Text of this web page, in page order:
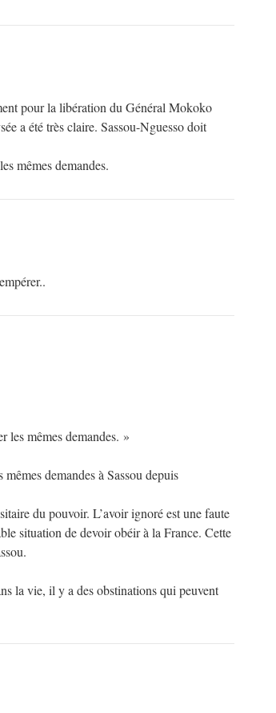
pour la libération du Général Mokoko
a été très claire. Sassou-Nguesso doit
mêmes demandes.
les mêmes demandes. »
demandes à Sassou depuis
du pouvoir. L’avoir ignoré est une faute
situation de devoir obéir à la France. Cette
la vie, il y a des obstinations qui peuvent